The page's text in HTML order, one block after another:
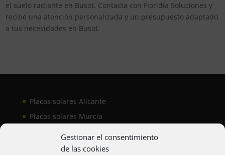
Gestionar el consentimiento
de las cookies
el suelo radiante en Busot. Contacta con Floridia Soluciones y
recibe una atención personalizada y un presupuesto adaptado
a tus necesidades en Busot.
Placas solares Alicante
Placas solares Murcia